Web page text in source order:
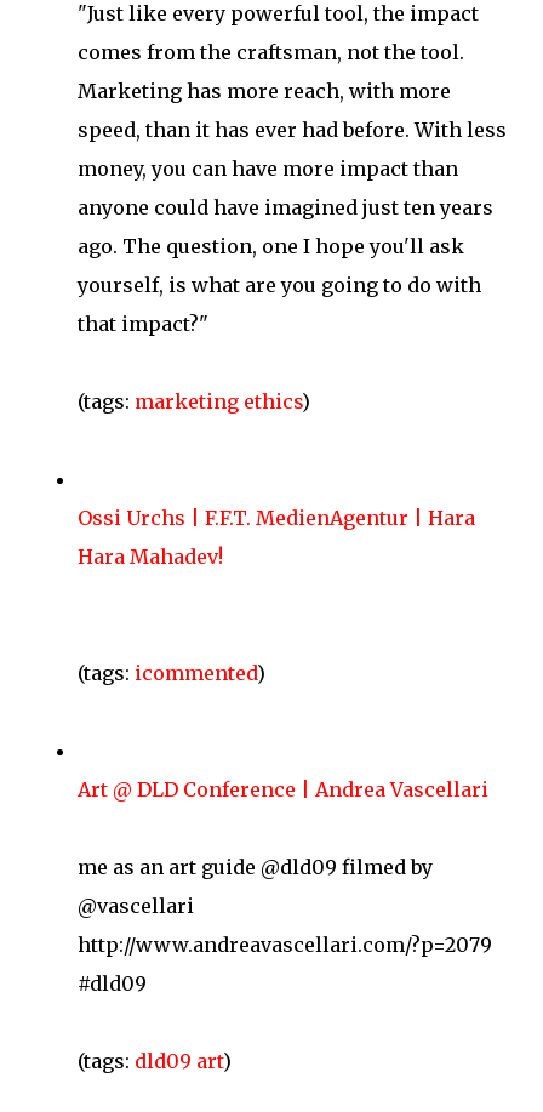
"Just like every powerful tool, the impact
comes from the craftsman, not the tool.
Marketing has more reach, with more
speed, than it has ever had before. With less
money, you can have more impact than
anyone could have imagined just ten years
ago. The question, one I hope you'll ask
yourself, is what are you going to do with
that impact?"
(tags: marketing ethics)
Ossi Urchs | F.F.T. MedienAgentur | Hara
Hara Mahadev!
(tags: icommented)
Art @ DLD Conference | Andrea Vascellari
me as an art guide @dld09 filmed by
@vascellari
http://www.andreavascellari.com/?p=2079
#dld09
(tags: dld09 art)